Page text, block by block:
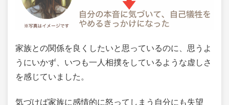
家族との関係を良くしたいと思っているのに、思うよ
うにいかず、いつも一人相撲をしているような虚しさ
を感じていました。
気づけば家族に感情的に怒ってしまう自分にも失望